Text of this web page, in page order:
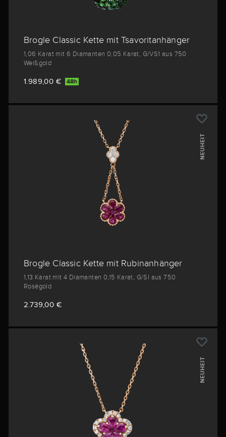
Brogle Classic Kette mit Tsavoritanhänger
1,06 Karat mit 6 Diamanten 0,05 Karat, G/VS1 aus 750
Weißgold
1.989,00 € 48h
NEUHEIT
Brogle Classic Kette mit Rubinanhänger
1,13 Karat mit 4 Diamanten 0,15 Karat, G/SI aus 750
Roségold
2.739,00 €
NEUHEIT